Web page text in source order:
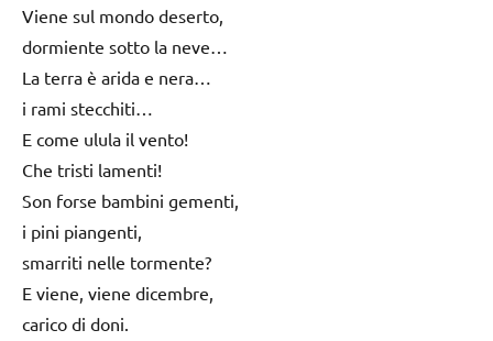
Viene sul mondo deserto,
dormiente sotto la neve…
La terra è arida e nera…
i rami stecchiti…
E come ulula il vento!
Che tristi lamenti!
Son forse bambini gementi,
i pini piangenti,
smarriti nelle tormente?
E viene, viene dicembre,
carico di doni.